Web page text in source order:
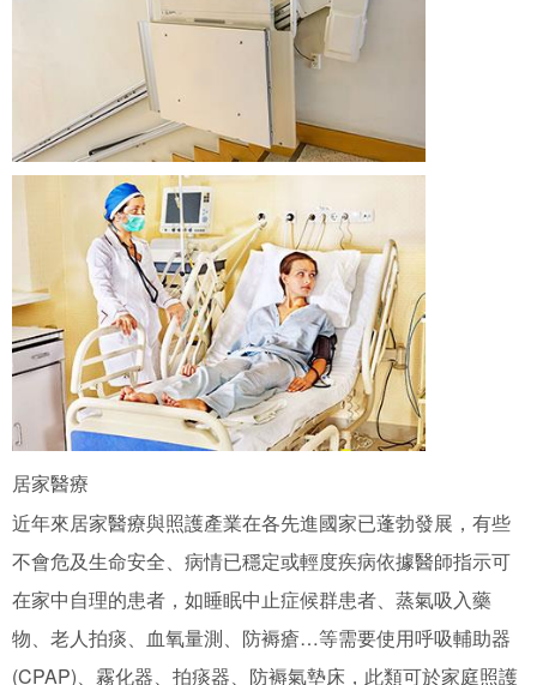
居家醫療
近年來居家醫療與照護產業在各先進國家已蓬勃發展，有些
不會危及生命安全、病情已穩定或輕度疾病依據醫師指示可
在家中自理的患者，如睡眠中止症候群患者、蒸氣吸入藥
物、老人拍痰、血氧量測、防褥瘡…等需要使用呼吸輔助器
(CPAP)、霧化器、拍痰器、防褥氣墊床，此類可於家庭照護